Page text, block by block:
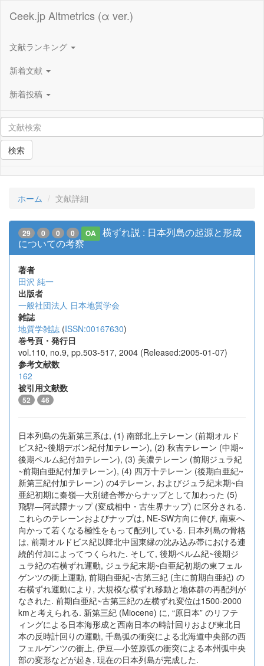
Ceek.jp Altmetrics (α ver.)
文献ランキング
新着文献
新着投稿
検索
ホーム 文献詳細
29 0 0 0 OA
横ずれ説 : 日本列島の起源と形成
についての考察
著者
田沢 純一
出版者
一般社団法人 日本地質学会
雑誌
地質学雑誌 (ISSN:00167630)
巻号頁・発行日
vol.110, no.9, pp.503-517, 2004 (Released:2005-01-07)
参考文献数
162
被引用文献数
52 46
日本列島の先新第三系は, (1) 南部北上テレーン (前期オルド
ビス紀~後期デボン紀付加テレーン), (2) 秋吉テレーン (中期~
後期ペルム紀付加テレーン), (3) 美濃テレーン (前期ジュラ紀
~前期白亜紀付加テレーン), (4) 四万十テレーン (後期白亜紀~
新第三紀付加テレーン) の4テレーン, およびジュラ紀末期~白
亜紀初期に秦嶺—大別縫合帯からナップとして加わった (5)
飛騨—阿武隈ナップ (変成相中・古生界ナップ) に区分される.
これらのテレーンおよびナップは, NE-SW方向に伸び, 南東へ
向かって若くなる極性をもって配列している. 日本列島の骨格
は, 前期オルドビス紀以降北中国東縁の沈み込み帯における連
続的付加によってつくられた. そして, 後期ペルム紀~後期ジ
ュラ紀の右横ずれ運動, ジュラ紀末期~白亜紀初期の東フェル
ゲンツの衝上運動, 前期白亜紀~古第三紀 (主に前期白亜紀) の
右横ずれ運動により, 大規模な横ずれ移動と地体群の再配列が
なされた. 前期白亜紀~古第三紀の左横ずれ変位は1500-2000
kmと考えられる. 新第三紀 (Miocene) に, “原日本” のリフテ
ィングによる日本海形成と西南日本の時計回りおよび東北日
本の反時計回りの運動, 千島弧の衝突による北海道中央部の西
フェルゲンツの衝上, 伊豆—小笠原弧の衝突による本州弧中央
部の変形などが起き, 現在の日本列島が完成した.